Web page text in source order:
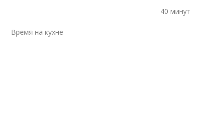
40 минут
Время на кухне